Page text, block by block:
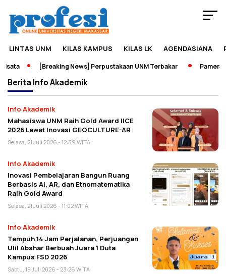
LINTAS UNM KILAS KAMPUS KILAS LK AGENDASIANA
[Breaking News] Perpustakaan UNM Terbakar Pameran
Berita Info Akademik
Info Akademik
Mahasiswa UNM Raih Gold Award IICE
2026 Lewat Inovasi GEOCULTURE-AR
Selasa, 21 Juli 2026 - 12:39 WITA
Info Akademik
Inovasi Pembelajaran Bangun Ruang
Berbasis AI, AR, dan Etnomatematika
Raih Gold Award
Selasa, 21 Juli 2026 - 11:02 WITA
Info Akademik
Tempuh 14 Jam Perjalanan, Perjuangan
Ulil Abshar Berbuah Juara 1 Duta
Kampus FSD 2026
Sabtu, 18 Juli 2026 - 23:26 WITA